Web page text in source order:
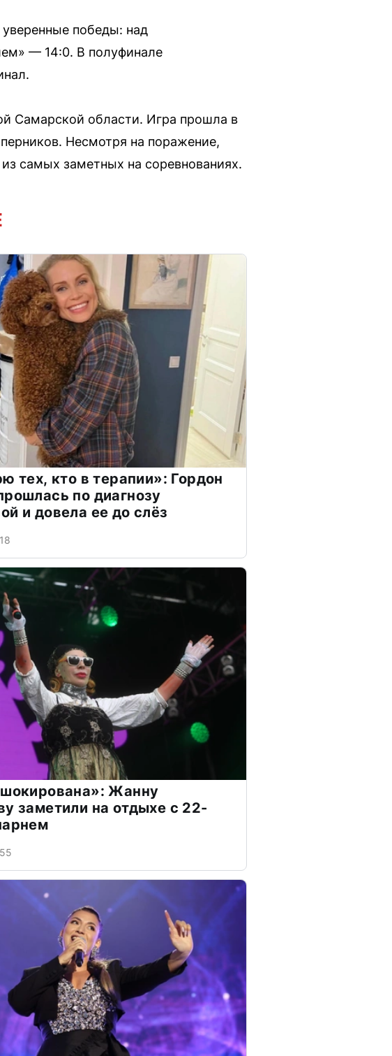
победы: над
— 14:0. В полуфинале
Самарской области. Игра прошла в
Несмотря на поражение,
самых заметных на соревнованиях.
тех, кто в терапии»: Гордон
по диагнозу
и довела ее до слёз
18
Жанну
заметили на отдыхе с 22-
55